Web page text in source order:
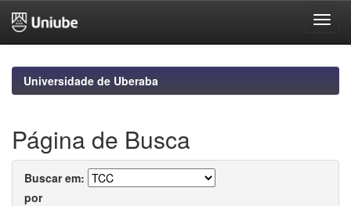
navigationUniversidade de Uberaba
Página de Busca
Buscar em:
por